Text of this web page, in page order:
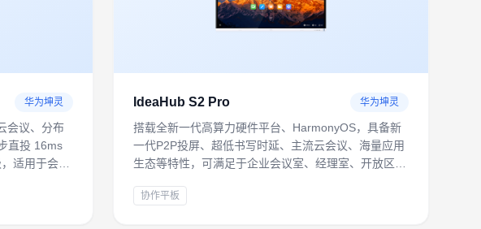
华为坤灵
会议、分布
直投 16ms
适用于会议
IdeaHub S2 Pro 华为坤灵
搭载全新一代高算力硬件平台、HarmonyOS，具备新
一代P2P投屏、超低书写时延、主流云会议、海量应用
生态等特性，可满足于企业会议室、经理室、开放区等
协作平板